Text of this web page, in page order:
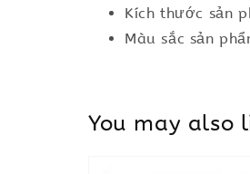
Kích thước sản
Màu sắc sản
You may also